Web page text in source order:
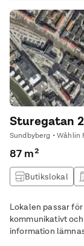
Sturegatan
Sundbyberg •
87 m²
Butikslokal
Lokalen passar
kommunikativt
information